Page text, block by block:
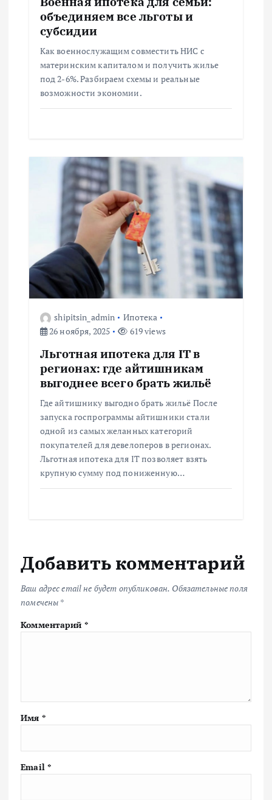
объединяем все льготы и
субсидии
Как военнослужащим совместить НИС с
материнским капиталом и получить жилье
под 2-6%. Разбираем схемы и реальные
возможности экономии.
shipitsin_admin
Ипотека
26 ноября, 2025
619 views
Льготная ипотека для IT в
регионах: где айтишникам
выгоднее всего брать жильё
Где айтишнику выгодно брать жильё После
запуска госпрограммы айтишники стали
одной из самых желанных категорий
покупателей для девелоперов в регионах.
Льготная ипотека для IT позволяет взять
крупную сумму под пониженную…
Добавить комментарий
Ваш адрес email не будет опубликован. Обязательные поля
помечены *
Комментарий *
Имя *
Email *